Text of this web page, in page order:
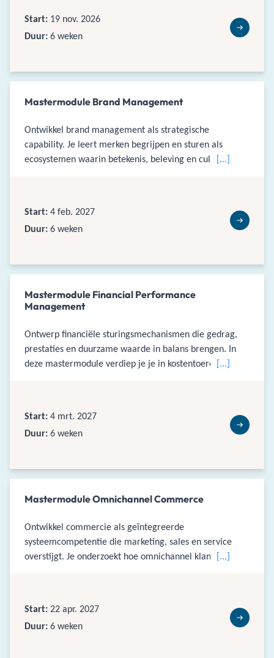
Start: 19 nov. 2026
Duur: 6 weken
Mastermodule Brand Management
Ontwikkel brand management als strategische
capability. Je leert merken begrijpen en sturen als
ecosystemen waarin betekenis, beleving en cultuur
[...]
Start: 4 feb. 2027
Duur: 6 weken
Mastermodule Financial Performance
Management
Ontwerp financiële sturingsmechanismen die gedrag,
prestaties en duurzame waarde in balans brengen. In
deze mastermodule verdiep je je in kostentoerekening,
[...]
Start: 4 mrt. 2027
Duur: 6 weken
Mastermodule Omnichannel Commerce
Ontwikkel commercie als geïntegreerde
systeemcompetentie die marketing, sales en service
overstijgt. Je onderzoekt hoe omnichannel klantwaarde
[...]
Start: 22 apr. 2027
Duur: 6 weken